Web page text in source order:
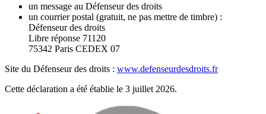
un message au Défenseur des droits
un courrier postal (gratuit, ne pas mettre de timbre) :
Défenseur des droits
Libre réponse 71120
75342 Paris CEDEX 07
Site du Défenseur des droits : www.defenseurdesdroits.fr
Cette déclaration a été établie le 3 juillet 2026.